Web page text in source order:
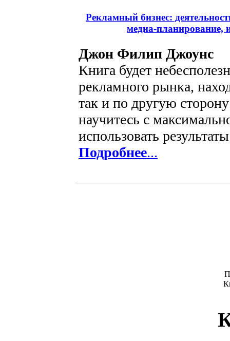
Рекламный бизнес:
медиа-планирование,
Джон Филип Джоунс
Книга будет
рекламного рынка,
так и по другую
научитесь с
использовать
Подробнее...